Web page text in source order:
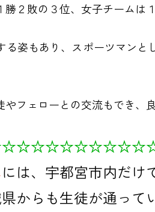
２敗の３位、女子チームは
る姿もあり、スポーツマン
フェローとの交流もでき、
には、宇都宮市内だけ
からも生徒が通って